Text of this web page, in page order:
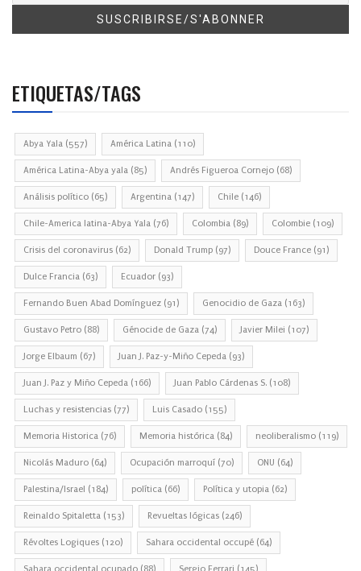
ETIQUETAS/TAGS
Abya Yala (557) América Latina (110)
América Latina-Abya yala (85) Andrés Figueroa Cornejo (68)
Análisis político (65) Argentina (147) Chile (146)
Chile-America latina-Abya Yala (76) Colombia (89) Colombie (109)
Crisis del coronavirus (62) Donald Trump (97) Douce France (91)
Dulce Francia (63) Ecuador (93)
Fernando Buen Abad Domínguez (91) Genocidio de Gaza (163)
Gustavo Petro (88) Génocide de Gaza (74) Javier Milei (107)
Jorge Elbaum (67) Juan J. Paz-y-Miño Cepeda (93)
Juan J. Paz y Miño Cepeda (166) Juan Pablo Cárdenas S. (108)
Luchas y resistencias (77) Luis Casado (155)
Memoria Historica (76) Memoria histórica (84) neoliberalismo (119)
Nicolás Maduro (64) Ocupación marroquí (70) ONU (64)
Palestina/Israel (184) política (66) Política y utopia (62)
Reinaldo Spitaletta (153) Revueltas lógicas (246)
Révoltes Logiques (120) Sahara occidental occupé (64)